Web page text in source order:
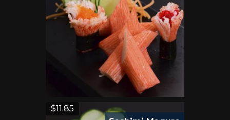
$11.85